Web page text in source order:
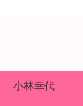
小林幸代